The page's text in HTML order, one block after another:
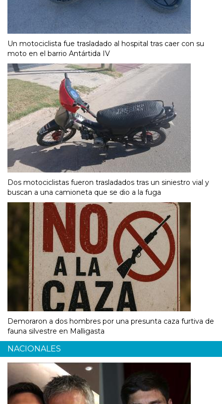
Un motociclista fue trasladado al hospital tras caer con su
moto en el barrio Antártida IV
Dos motociclistas fueron trasladados tras un siniestro vial y
buscan a una camioneta que se dio a la fuga
Demoraron a dos hombres por una presunta caza furtiva de
fauna silvestre en Malligasta
NACIONALES